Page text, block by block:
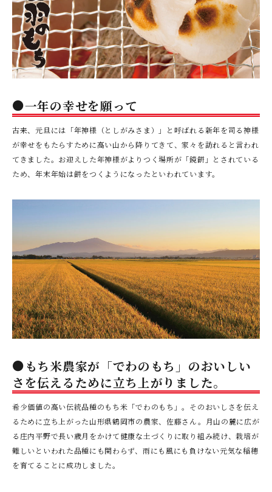
●一年の幸せを願って
古来、元旦には「年神様（としがみさま）」と呼ばれる新年を司る神様
が幸せをもたらすために高い山から降りてきて、家々を訪れると言われ
てきました。お迎えした年神様がよりつく場所が「鏡餅」とされている
ため、年末年始は餅をつくようになったといわれています。
●もち米農家が「でわのもち」のおいしい
さを伝えるために立ち上がりました。
希少価値の高い伝統品種のもち米「でわのもち」。そのおいしさを伝え
るために立ち上がった山形県鶴岡市の農家、佐藤さん。月山の麓に広が
る庄内平野で長い歳月をかけて健康な土づくりに取り組み続け、栽培が
難しいといわれた品種にも関わらず、雨にも風にも負けない元気な稲穂
を育てることに成功しました。